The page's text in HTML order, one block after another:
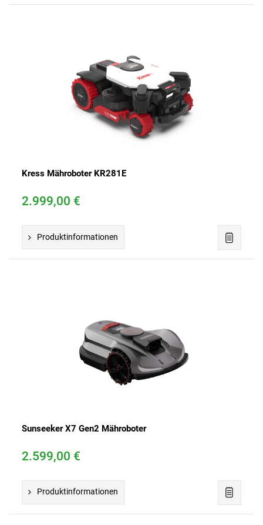
Kress Mähroboter KR281E
2.999,00 €
Produktinformationen
Sunseeker X7 Gen2 Mähroboter
2.599,00 €
Produktinformationen